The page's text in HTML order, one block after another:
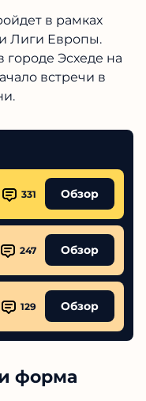
в рамках
Лиги Европы.
Эсхеде на
встречи в
331 Обзор
247 Обзор
129 Обзор
форма